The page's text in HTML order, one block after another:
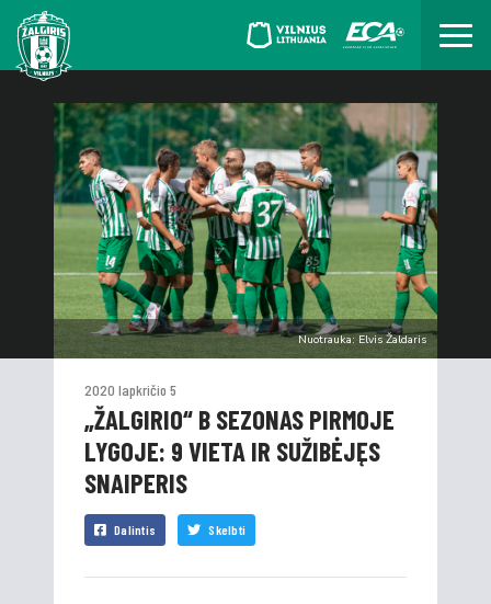
Nuotrauka: Elvis Žaldaris
2020 lapkričio 5
„ŽALGIRIO“ B SEZONAS PIRMOJE
LYGOJE: 9 VIETA IR SUŽIBĖJĘS
SNAIPERIS
Dalintis Skelbti